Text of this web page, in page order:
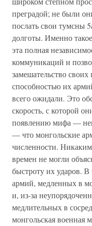
преградой; не были
послать свои тумсны
долготы. Именно
эта полная
коммуникаций и
замешательство
способностью их
всего ожидали. Это
скорость, с которой
появлению мифа —
— что монгольские
численности.
времен не могли
быстроту их ударов.
армий, медленных в
и, из-за
медлительных в
монгольская военная